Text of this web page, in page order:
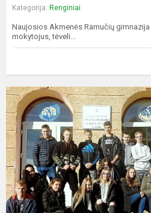
Kategorija: Renginiai
Naujosios Akmenės Ramučių
mokytojus, tėveli...